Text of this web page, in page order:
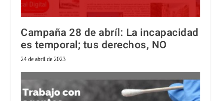
Campaña 28 de abríl: La incapacidad
es temporal; tus derechos, NO
24 de abril de 2023